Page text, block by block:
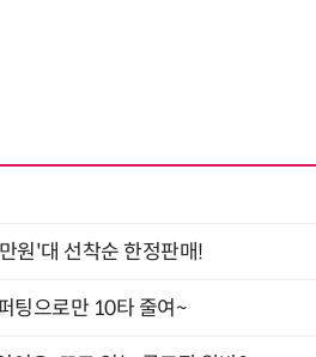
원'대 선착순 한정판매!
팅으로만 10타 줄여~